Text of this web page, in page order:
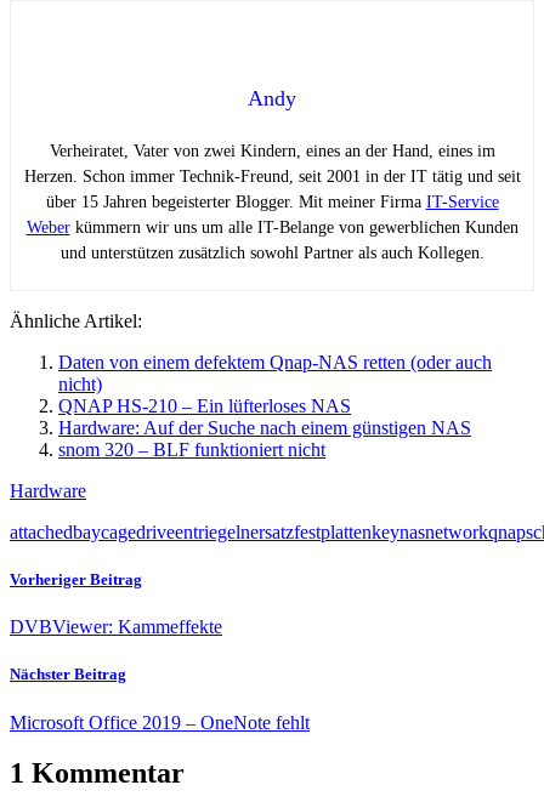
Andy
Verheiratet, Vater von zwei Kindern, eines an der Hand, eines im
Herzen. Schon immer Technik-Freund, seit 2001 in der IT tätig und seit
über 15 Jahren begeisterter Blogger. Mit meiner Firma IT-Service
Weberkümmern wir uns um alle IT-Belange von gewerblichen Kunden
und unterstützen zusätzlich sowohl Partner als auch Kollegen.
Ähnliche Artikel:
Daten von einem defektem Qnap-NAS retten (oder auch
nicht)
QNAP HS-210 – Ein lüfterloses NAS
Hardware: Auf der Suche nach einem günstigen NAS
snom 320 – BLF funktioniert nicht
Hardware
attachedbaycagedriveentriegelnersatzfestplattenkeynasnetworkqnap
Vorheriger Beitrag
DVBViewer: Kammeffekte
Nächster Beitrag
Microsoft Office 2019 – OneNote fehlt
1 Kommentar